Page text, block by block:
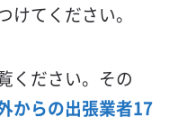
てください。
ください。その
からの出張業者17